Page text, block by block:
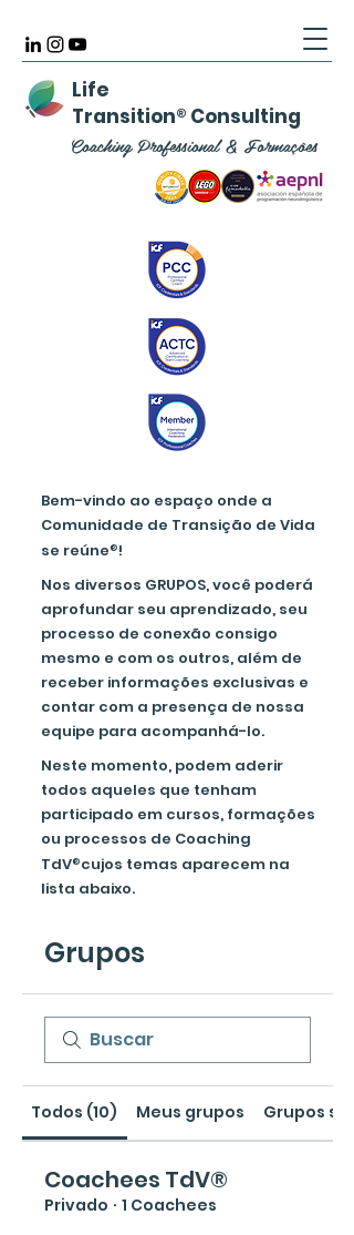
Life
Transition® Consulting
Coaching Professional & Formações
Bem-vindo ao espaço onde a
Comunidade de Transição de Vida
se reúne®!
Nos diversos GRUPOS, você poderá
aprofundar seu aprendizado, seu
processo de conexão consigo
mesmo e com os outros, além de
receber informações exclusivas e
contar com a presença de nossa
equipe para acompanhá-lo.
Neste momento, podem aderir
todos aqueles que tenham
participado em cursos, formações
ou processos de Coaching
TdV®cujos temas aparecem na
lista abaixo.
Grupos
Todos (10) Meus grupos Grupos
Coachees TdV®
Privado · 1 Coachees